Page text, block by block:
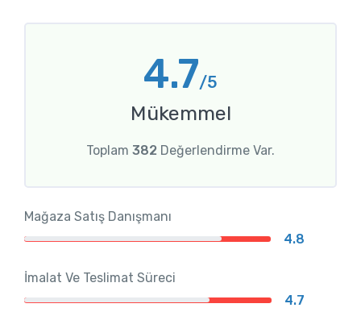
4.7/5
Mükemmel
Toplam 382 Değerlendirme Var.
Mağaza Satış Danışmanı
4.8
İmalat Ve Teslimat Süreci
4.7